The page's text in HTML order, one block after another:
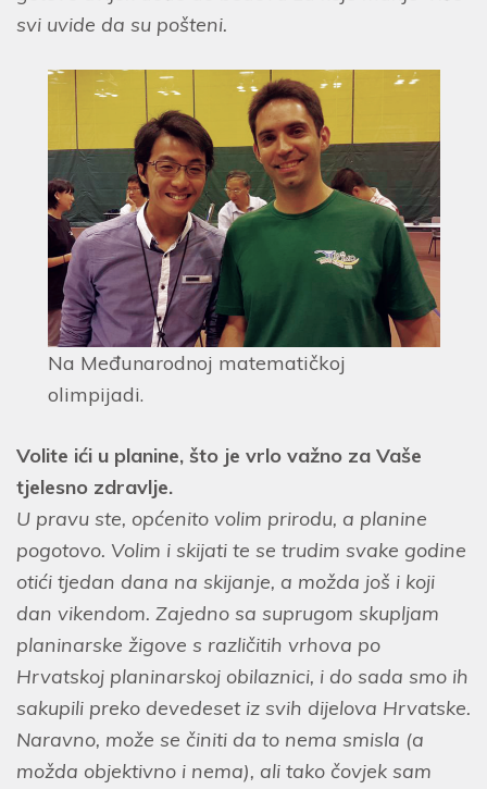
svi uvide da su pošteni.
Na Međunarodnoj matematičkoj
olimpijadi.
Volite ići u planine, što je vrlo važno za Vaše
tjelesno zdravlje.
U pravu ste, općenito volim prirodu, a planine
pogotovo. Volim i skijati te se trudim svake godine
otići tjedan dana na skijanje, a možda još i koji
dan vikendom. Zajedno sa suprugom skupljam
planinarske žigove s različitih vrhova po
Hrvatskoj planinarskoj obilaznici, i do sada smo ih
sakupili preko devedeset iz svih dijelova Hrvatske.
Naravno, može se činiti da to nema smisla (a
možda objektivno i nema), ali tako čovjek sam